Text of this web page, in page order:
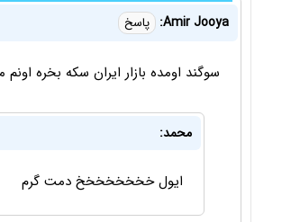
Amir Jooya: پاسخ
سوگند اومده بازار ایران سکه بخره اونم
محمد:
ایول خخخخخخخخ دمت گرم